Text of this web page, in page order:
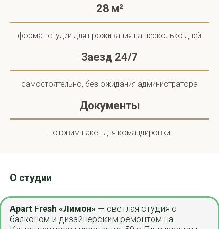
28 м²
формат студии для проживания на несколько дней
Заезд 24/7
самостоятельно, без ожидания администратора
Документы
готовим пакет для командировки
О студии
Apart Fresh «Лимон» — светлая студия с
балконом и дизайнерским ремонтом на